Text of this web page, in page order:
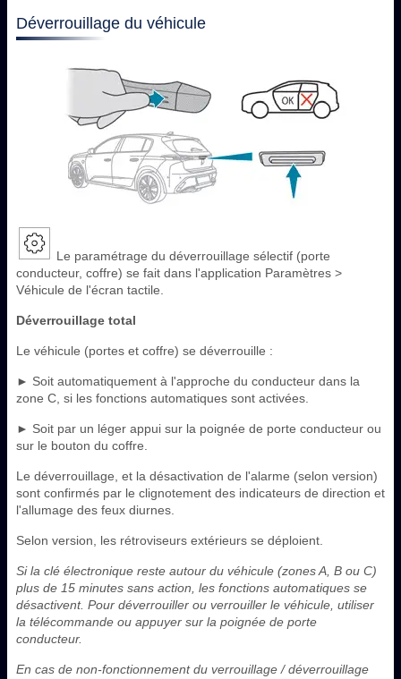
Déverrouillage du véhicule
Le paramétrage du déverrouillage sélectif (porte
conducteur, coffre) se fait dans l'application Paramètres >
Véhicule de l'écran tactile.
Déverrouillage total
Le véhicule (portes et coffre) se déverrouille :
► Soit automatiquement à l'approche du conducteur dans la
zone C, si les fonctions automatiques sont activées.
► Soit par un léger appui sur la poignée de porte conducteur ou
sur le bouton du coffre.
Le déverrouillage, et la désactivation de l'alarme (selon version)
sont confirmés par le clignotement des indicateurs de direction et
l'allumage des feux diurnes.
Selon version, les rétroviseurs extérieurs se déploient.
Si la clé électronique reste autour du véhicule (zones A, B ou C)
plus de 15 minutes sans action, les fonctions automatiques se
désactivent. Pour déverrouiller ou verrouiller le véhicule, utiliser
la télécommande ou appuyer sur la poignée de porte
conducteur.
En cas de non-fonctionnement du verrouillage / déverrouillage